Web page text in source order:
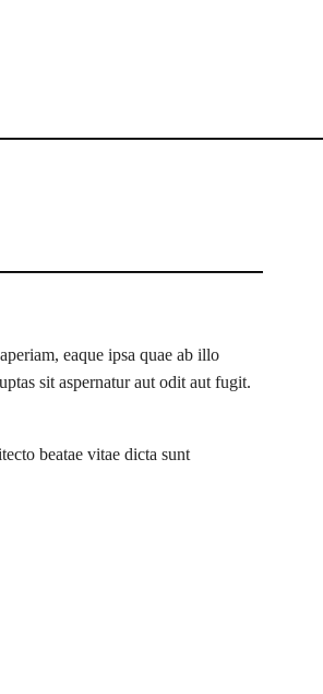
eaque ipsa quae ab illo
sit aspernatur aut odit aut fugit.
beatae vitae dicta sunt